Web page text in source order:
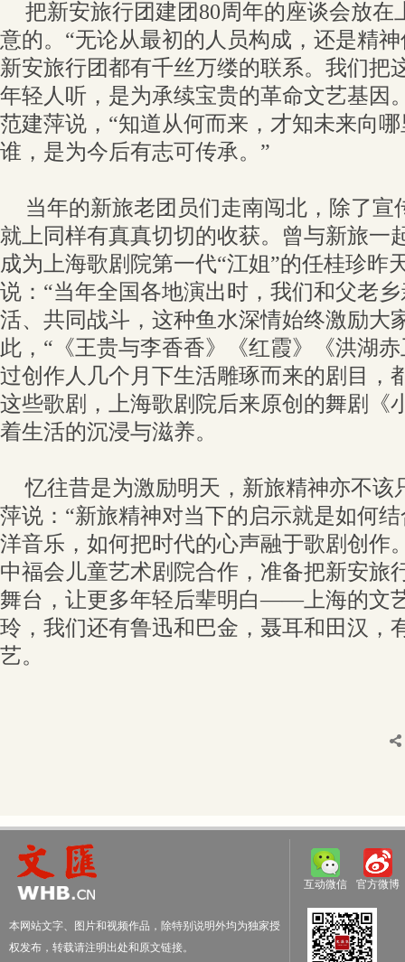
把新安旅行团建团80周年的座谈会放在
意的。“无论从最初的人员构成，还是精
新安旅行团都有千丝万缕的联系。我们把
年轻人听，是为承续宝贵的革命文艺基因
范建萍说，“知道从何而来，才知未来向
谁，是为今后有志可传承。”
当年的新旅老团员们走南闯北，除了宣
就上同样有真真切切的收获。曾与新旅一
成为上海歌剧院第一代“江姐”的任桂珍昨
说：“当年全国各地演出时，我们和父老
活、共同战斗，这种鱼水深情始终激励大
此，“《王贵与李香香》《红霞》《洪湖
过创作人几个月下生活雕琢而来的剧目，
这些歌剧，上海歌剧院后来原创的舞剧《
着生活的沉浸与滋养。
忆往昔是为激励明天，新旅精神亦不该
萍说：“新旅精神对当下的启示就是如何
洋音乐，如何把时代的心声融于歌剧创作
中福会儿童艺术剧院合作，准备把新安旅
舞台，让更多年轻后辈明白——上海的文
玲，我们还有鲁迅和巴金，聂耳和田汉，
艺。
本网站文字、图片和视频作品，除特别说明外均为独家授
权发布，转载请注明出处和原文链接。
互动微信 官方微博